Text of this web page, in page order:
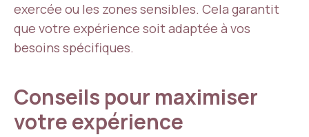
exercée ou les zones sensibles. Cela garantit
que votre expérience soit adaptée à vos
besoins spécifiques.
Conseils pour maximiser
votre expérience